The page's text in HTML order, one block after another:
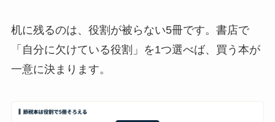
机に残るのは、役割が被らない5冊です。書店で
「自分に欠けている役割」を1つ選べば、買う本が
一意に決まります。